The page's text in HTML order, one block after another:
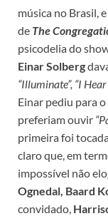
música no Brasil,
de The
psicodelia do
Einar Solberg
“Illuminate”, “I
Einar pediu para
preferiam ouvir
primeira foi
claro que, em
impossível não
Ognedal, Baard
convidado,